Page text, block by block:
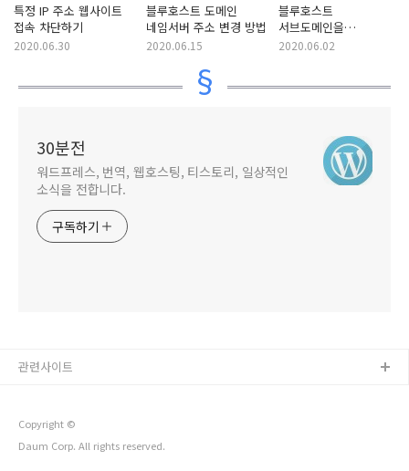
특정 IP 주소 웹사이트
접속 차단하기
2020.06.30
블루호스트 도메인
네임서버 주소 변경 방법
2020.06.15
블루호스트
서브도메인을
티스토리에 개인
2020.06.02
30분전
워드프레스, 번역, 웹호스팅, 티스토리, 일상적인
소식을 전합니다.
구독하기
Copyright ©
Daum Corp. All rights reserved.
관련사이트